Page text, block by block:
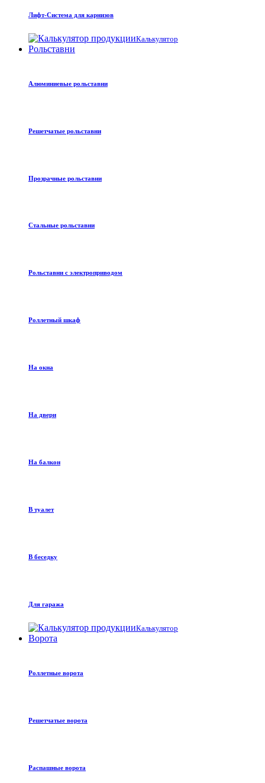
Лифт-Система для карнизов
Калькулятор
Рольставни
Алюминиевые рольставни
Решетчатые рольставни
Прозрачные рольставни
Стальные рольставни
Рольставни с электроприводом
Роллетный шкаф
На окна
На двери
На балкон
В туалет
В беседку
Для гаража
Калькулятор
Ворота
Роллетные ворота
Решетчатые ворота
Распашные ворота